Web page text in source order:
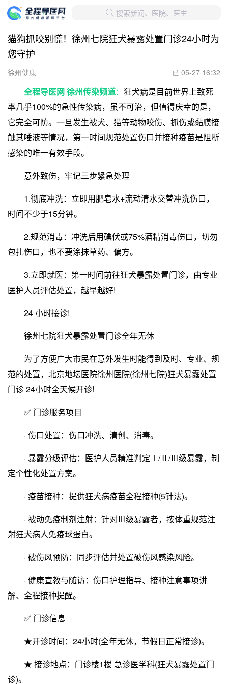
 搜索新闻、医院、医生
猫狗抓咬别慌！徐州七院狂犬暴露处置门诊24小时为
您守护
徐州健康  05-27 16:32
全程导医网 徐州传染频道： 狂犬病是目前世界上致死
率几乎100%的急性传染病，虽不可治，但值得庆幸的是，
它完全可防。一旦发生被犬、猫等动物咬伤、抓伤或黏膜接
触其唾液等情况，第一时间规范处置伤口并接种疫苗是阻断
感染的唯一有效手段。
意外致伤，牢记三步紧急处理
1.彻底冲洗：立即用肥皂水+流动清水交替冲洗伤口，
时间不少于15分钟。
2.规范消毒：冲洗后用碘伏或75%酒精消毒伤口，切勿
包扎伤口，也不要涂抹草药、偏方。
3.立即就医：第一时间前往狂犬暴露处置门诊，由专业
医护人员评估处置，越早越好!
24 小时接诊!
徐州七院狂犬暴露处置门诊全年无休
为了方便广大市民在意外发生时能得到及时、专业、规
范的处置，北京地坛医院徐州医院(徐州七院)狂犬暴露处置
门诊 24小时全天候开诊!
✅ 门诊服务项目
· 伤口处置：伤口冲洗、清创、消毒。
· 暴露分级评估：医护人员精准判定Ⅰ/Ⅱ/Ⅲ级暴露，制
定个性化处置方案。
· 疫苗接种：提供狂犬病疫苗全程接种(5针法)。
· 被动免疫制剂注射：针对Ⅲ级暴露者，按体重规范注
射狂犬病人免疫球蛋白。
· 破伤风预防：同步评估并处置破伤风感染风险。
· 健康宣教与随访：伤口护理指导、接种注意事项讲
解、全程接种提醒。
✅ 门诊信息
★开诊时间：24小时(全年无休，节假日正常接诊)。
★ 接诊地点：门诊楼1楼 急诊医学科(狂犬暴露处置门
诊)。